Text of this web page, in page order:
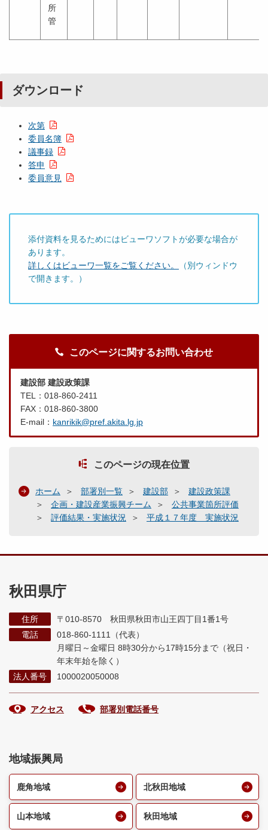
所
管
ダウンロード
次第
委員名簿
議事録
答申
委員意見
添付資料を見るためにはビューワソフトが必要な場合が
あります。
詳しくはビューワ一覧をご覧ください。
（別ウィンドウ
で開きます。）
このページに関するお問い合わせ
建設部 建設政策課
TEL：018-860-2411
FAX：018-860-3800
E-mail： kanrikik@pref.akita.lg.jp
このページの現在位置
ホーム 部署別一覧 建設部
建設政策課
企画・建設産業振興チーム
公共事業箇所評価
評価結果・実施状況
平成１７年度 実施状況
秋田県庁
住所
〒010-8570 秋田県秋田市山王四丁目1番1号
電話
018-860-1111（代表）
月曜日～金曜日 8時30分から17時15分まで （祝日・
年末年始を除く）
法人番号
1000020050008
アクセス 部署別電話番号
地域振興局
鹿角地域 北秋田地域
山本地域 秋田地域